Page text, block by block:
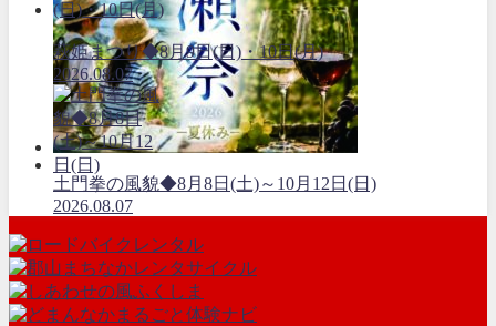
萩姫まつり◆8月9日(日)・10日(月)
2026.08.07
土門拳の風貌◆8月8日(土)～10月12日(日)
2026.08.07